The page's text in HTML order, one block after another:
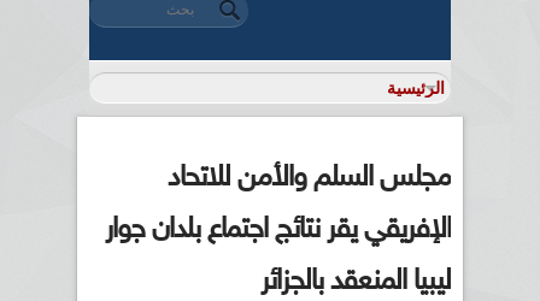
استمارة البحث
‏بحث ‏
مجلس السلم والأمن للاتحاد
الإفريقي يقر نتائج اجتماع بلدان جوار
ليبيا المنعقد بالجزائر